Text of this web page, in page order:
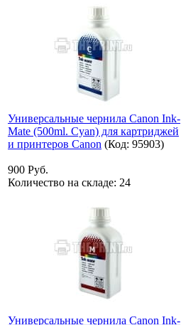
Универсальные чернила Canon Ink-
Mate (500ml. Cyan) для картриджей
и принтеров Canon (Код: 95903)
900 Руб.
Количество на складе: 24
Универсальные чернила Canon Ink-